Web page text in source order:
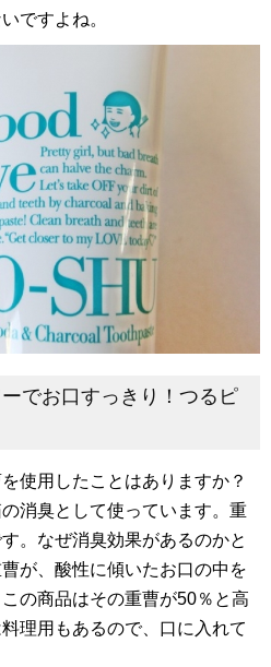
ですよね。
でお口すっきり！つるピ
使用したことはありますか？
消臭として使っています。重
。なぜ消臭効果があるのかと
が、酸性に傾いたお口の中を
の商品はその重曹が50％と高
理用もあるので、口に入れて